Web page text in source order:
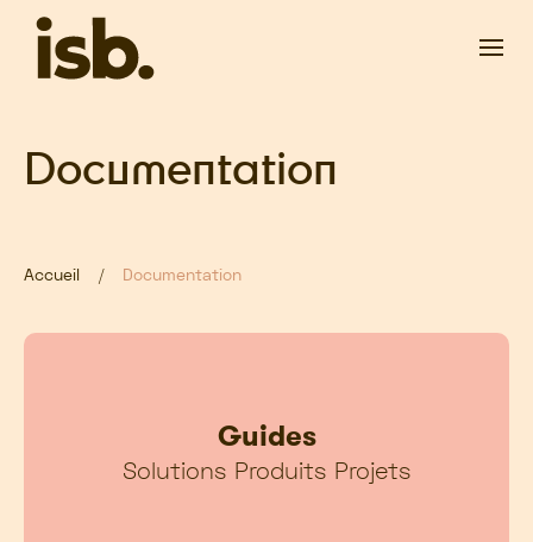
Passer au contenu principal
Documentation
Accueil Documentation
Guides
Solutions Produits Projets